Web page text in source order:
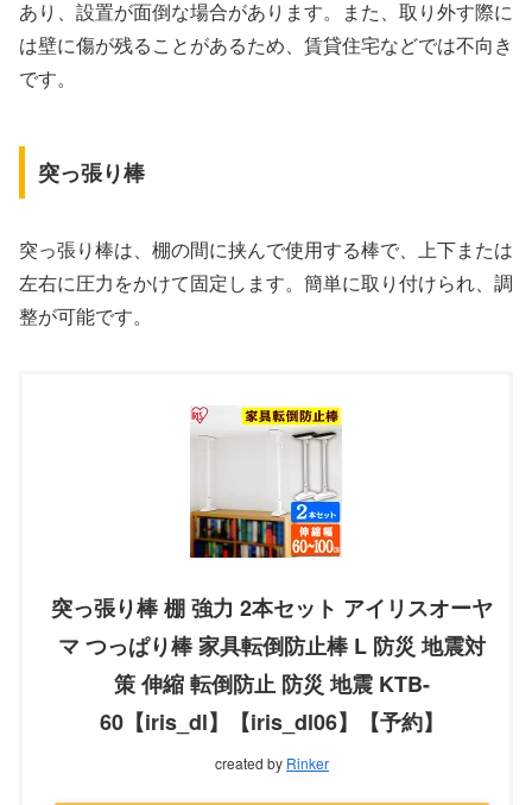
あり、設置が面倒な場合があります。また、取り外す際に
は壁に傷が残ることがあるため、賃貸住宅などでは不向き
です。
突っ張り棒
突っ張り棒は、棚の間に挟んで使用する棒で、上下または
左右に圧力をかけて固定します。簡単に取り付けられ、調
整が可能です。
突っ張り棒 棚 強力 2本セット アイリスオーヤ
マ つっぱり棒 家具転倒防止棒 L 防災 地震対
策 伸縮 転倒防止 防災 地震 KTB-
60【iris_dl】【iris_dl06】【予約】
created by Rinker